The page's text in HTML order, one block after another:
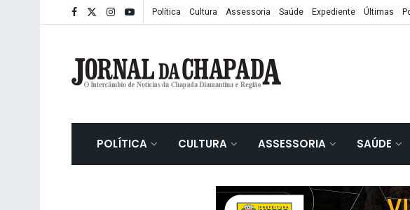
Política Cultura Assessoria Saúde Expediente Últimas
POLÍTICA CULTURA ASSESSORIA SAÚDE